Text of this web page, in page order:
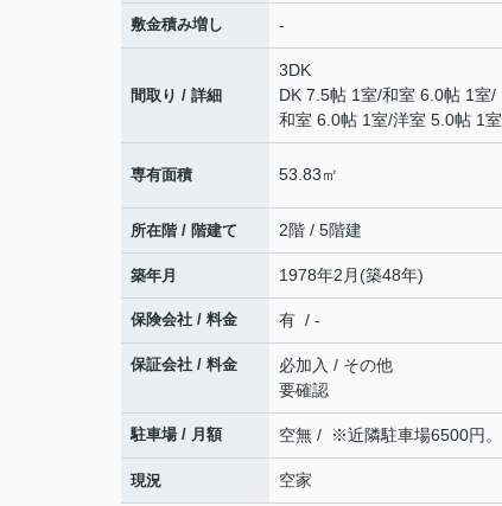
敷金積み増し -
間取り / 詳細
3DK
DK 7.5帖 1室/和室 6.0帖 1室/
和室 6.0帖 1室/洋室 5.0帖 1室
専有面積 53.83㎡
所在階 / 階建て 2階 / 5階建
築年月 1978年2月(築48年)
保険会社 / 料金 有 / -
保証会社 / 料金
必加入 / その他
要確認
駐車場 / 月額 空無 / ※近隣駐車場6500円。
現況 空家